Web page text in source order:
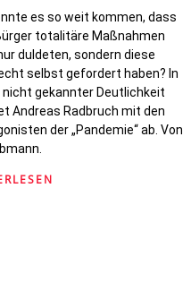
es so weit kommen, dass
totalitäre Maßnahmen
duldeten, sondern diese
selbst gefordert haben? In
nicht gekannter Deutlichkeit
Andreas Radbruch mit den
der „Pandemie“ ab. Von